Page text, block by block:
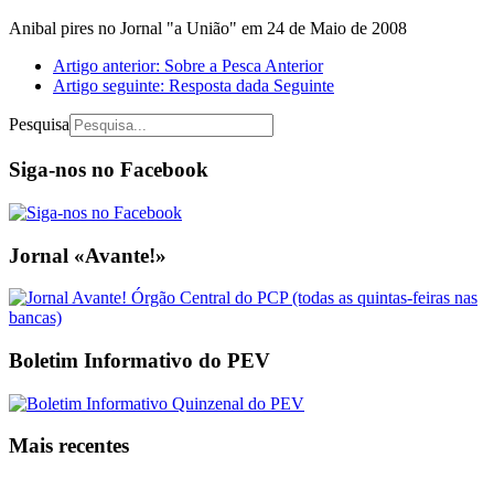
Anibal pires no Jornal "a União" em 24 de Maio de 2008
Artigo anterior: Sobre a PescaAnterior
Artigo seguinte: Resposta dada Seguinte
Pesquisa
Siga-nos no Facebook
Jornal «Avante!»
Boletim Informativo do PEV
Mais recentes